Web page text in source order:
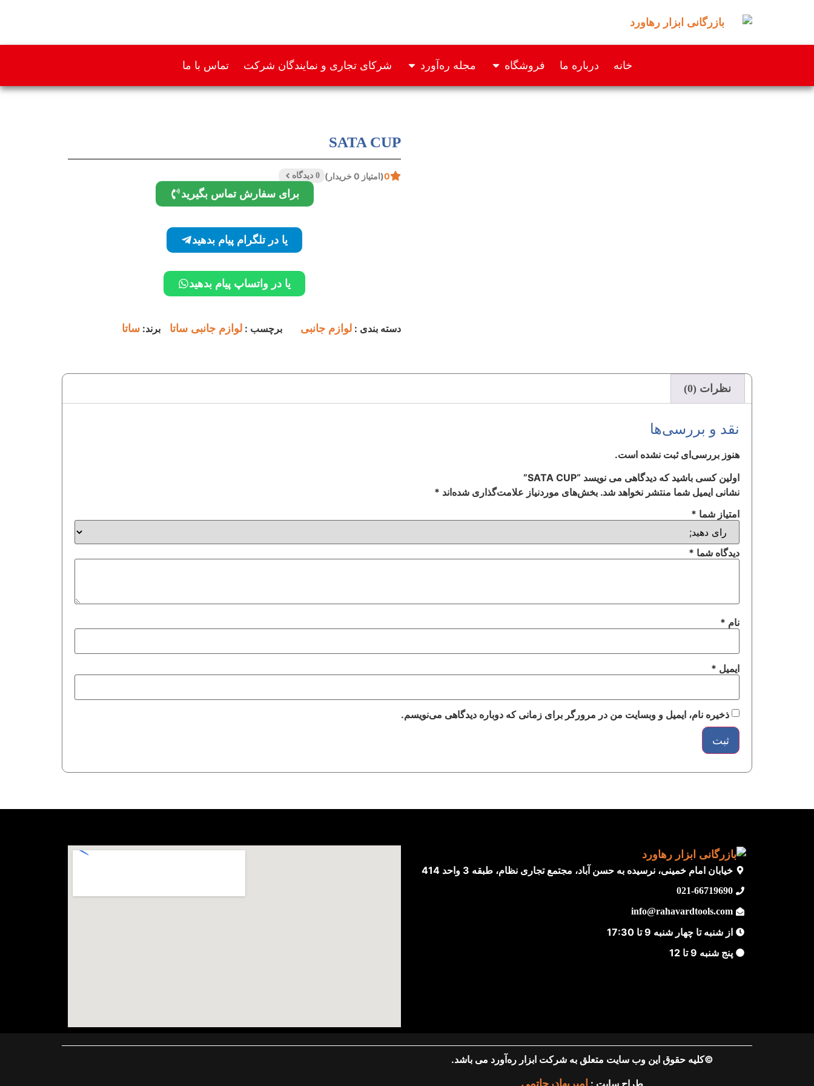
خانه درباره ما فروشگاه مجله ره‌آورد شرکای تجاری و نمایندگان شرکت تماس با ما
SATA CUP
0(امتیاز 0 خریدار) 0 دیدگاه
برای سفارش تماس بگیرید
یا در تلگرام پیام بدهید
یا در واتساپ پیام بدهید
دسته بندی : لوازم جانبی برچسب : لوازم جانبی ساتا برند: ساتا
نظرات (0)
نقد و بررسی‌ها
هنوز بررسی‌ای ثبت نشده است.
اولین کسی باشید که دیدگاهی می نویسد “SATA CUP”
نشانی ایمیل شما منتشر نخواهد شد. بخش‌های موردنیاز علامت‌گذاری شده‌اند *
امتیاز شما *
دیدگاه شما *
نام *
ایمیل *
ذخیره نام، ایمیل و وبسایت من در مرورگر برای زمانی که دوباره دیدگاهی می‌نویسم.
خیابان امام خمینی، نرسیده به حسن آباد، مجتمع تجاری نظام، طبقه 3 واحد 414
021-66719690
info@rahavardtools.com
از شنبه تا چهار شنبه 9 تا 17:30
پنج شنبه 9 تا 12
©کلیه حقوق این وب سایت متعلق به شرکت ابزار ره‌آورد می باشد.
طراح سایت : امیربهادرحاتمی